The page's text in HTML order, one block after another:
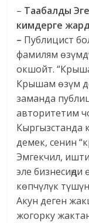
– Таабалды
кимдерге
– Публицист
фамилям
окшойт.
Крышам өзүм
заманда
авторитетим
Кыргызстанда
демек, сенин
Эмгекчил,
эле
көпчүлүк
Акун деген
жогорку